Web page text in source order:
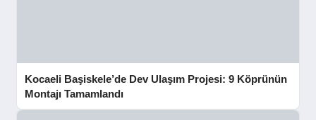
Kocaeli Başiskele’de Dev Ulaşım Projesi: 9 Köprünün
Montajı Tamamlandı